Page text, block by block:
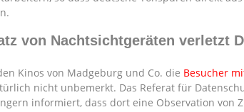
von Nachtsichtgeräten verletzt
Kinos von Madgeburg und Co. die Besucher
nicht unbemerkt. Das Referat für
informiert, dass dort eine Observation von